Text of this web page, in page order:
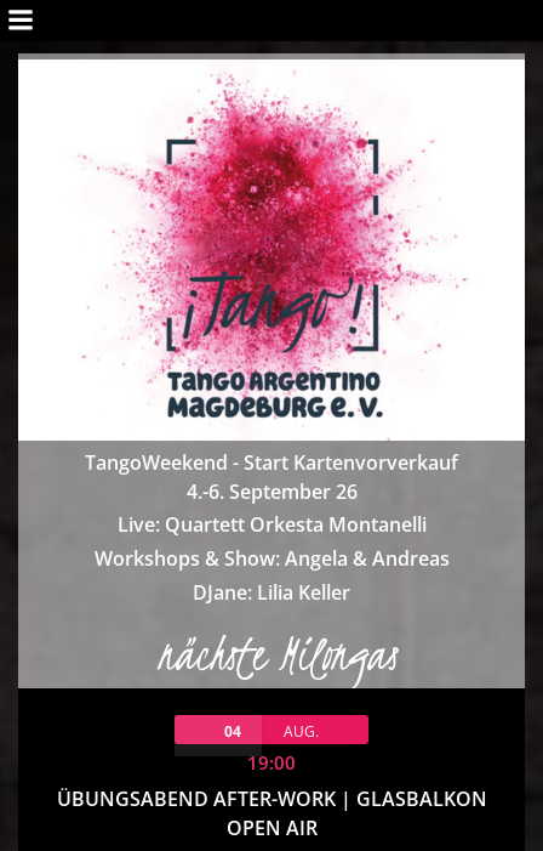
TangoWeekend - Start Kartenvorverkauf
4.-6. September 26
Live: Quartett Orkesta Montanelli
Workshops & Show: Angela & Andreas
DJane: Lilia Keller
nächste Milongas
04 AUG.
19:00
ÜBUNGSABEND AFTER-WORK | GLASBALKON
OPEN AIR